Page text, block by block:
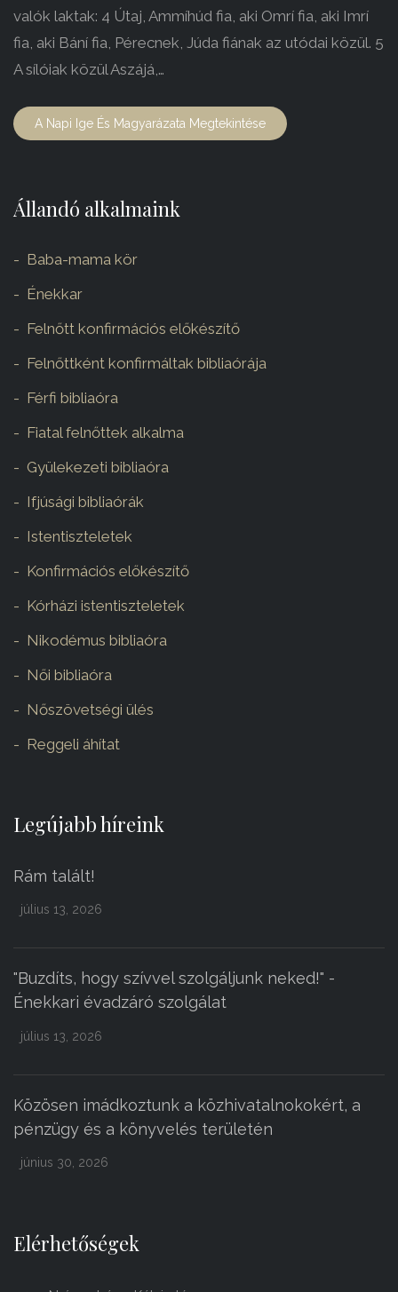
valók laktak: 4 Útaj, Ammíhúd fia, aki Omrí fia, aki Imrí
fia, aki Bání fia, Pérecnek, Júda fiának az utódai közül. 5
A sílóiak közül Aszájá,…
A Napi Ige És Magyarázata Megtekintése
Állandó alkalmaink
Baba-mama kör
Énekkar
Felnőtt konfirmációs előkészítő
Felnőttként konfirmáltak bibliaórája
Férfi bibliaóra
Fiatal felnőttek alkalma
Gyülekezeti bibliaóra
Ifjúsági bibliaórák
Istentiszteletek
Konfirmációs előkészítő
Kórházi istentiszteletek
Nikodémus bibliaóra
Női bibliaóra
Nőszövetségi ülés
Reggeli áhítat
Legújabb híreink
Rám talált!
július 13, 2026
"Buzdíts, hogy szívvel szolgáljunk neked!" -
Énekkari évadzáró szolgálat
július 13, 2026
Közösen imádkoztunk a közhivatalnokokért, a
pénzügy és a könyvelés területén
június 30, 2026
Elérhetőségek